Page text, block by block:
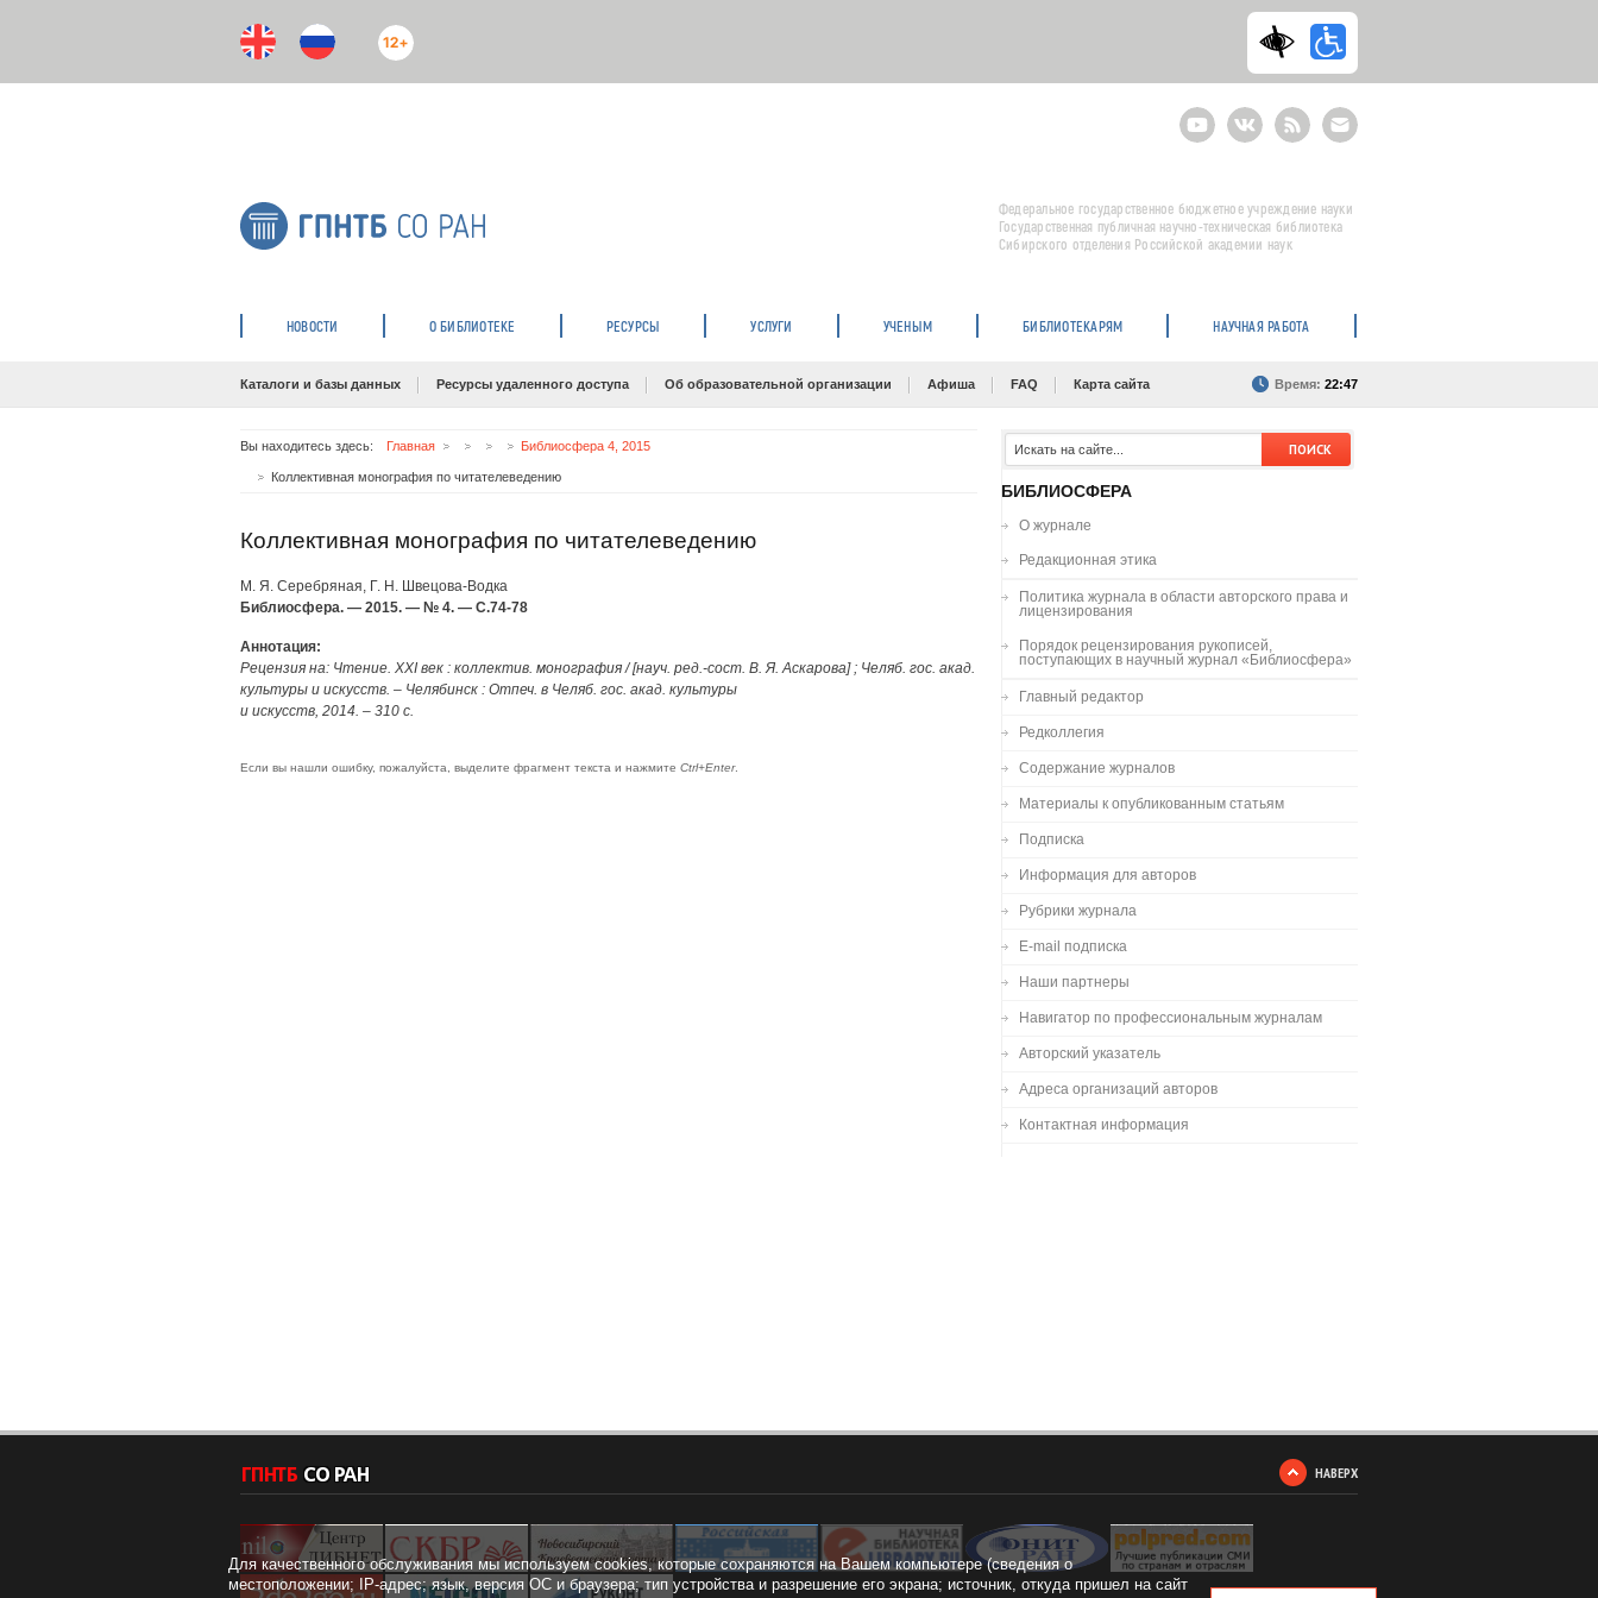
12+
YoutubeВКонтактеRSS
E-
mail
подписка
Федеральное государственное бюджетное учреждение науки
Государственная публичная научно-техническая библиотека
Сибирского отделения Российской академии наук
НОВОСТИ О БИБЛИОТЕКЕ РЕСУРСЫ УСЛУГИ УЧЕНЫМ БИБЛИОТЕКАРЯМ НАУЧНАЯ РАБОТА
Каталоги и базы данных Ресурсы удаленного доступа Об образовательной организации Афиша FAQ Карта сайта Время: 22:47
Вы находитесь здесь: Главная Библиосфера 4, 2015
Коллективная монография по читателеведению
Коллективная монография по читателеведению
М. Я. Серебряная, Г. Н. Швецова-Водка
Библиосфера. — 2015. — № 4. — С.74-78
Аннотация:
Рецензия на: Чтение. XXI век : коллектив. монография / [науч. ред.-сост. В. Я. Аскарова] ; Челяб. гос. акад.
культуры и искусств. – Челябинск : Отпеч. в Челяб. гос. акад. культуры
и искусств, 2014. – 310 с.
Если вы нашли ошибку, пожалуйста, выделите фрагмент текста и нажмите Ctrl+Enter.
БИБЛИОСФЕРА
О журнале
Редакционная этика
Политика журнала в области авторского права и
лицензирования
Порядок рецензирования рукописей,
поступающих в научный журнал «Библиосфера»
Главный редактор
Редколлегия
Содержание журналов
Материалы к опубликованным статьям
Подписка
Информация для авторов
Рубрики журнала
E-mail подписка
Наши партнеры
Навигатор по профессиональным журналам
Авторский указатель
Адреса организаций авторов
Контактная информация
НАВЕРХ
Для качественного обслуживания мы используем cookies, которые сохраняются на Вашем компьютере (сведения о
местоположении; IP-адрес; язык, версия ОС и браузера; тип устройства и разрешение его экрана; источник, откуда пришел на сайт